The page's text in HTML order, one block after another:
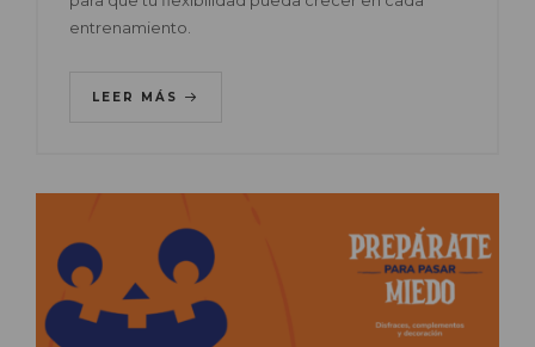
entrenamiento.
LEER MÁS